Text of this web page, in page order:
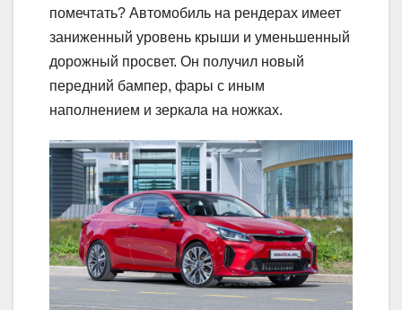
помечтать? Автомобиль на рендерах имеет
заниженный уровень крыши и уменьшенный
дорожный просвет. Он получил новый
передний бампер, фары с иным
наполнением и зеркала на ножках.